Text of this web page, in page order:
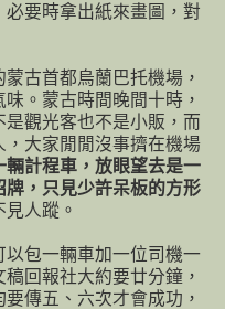
要時拿出紙來畫圖，對
古首都烏蘭巴托機場，
。蒙古時間晚間十時，
觀光客也不是小販，而
大家閒閒沒事擠在機場
輛計程車，放眼望去是一
，只見少許呆板的方形
見人蹤。
包一輛車加一位司機一
回報社大約要廿分鐘，
傳五、六次才會成功，